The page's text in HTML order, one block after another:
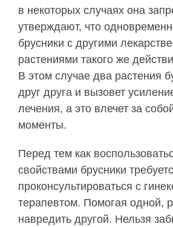
в некоторых случаях она
утверждают, что
брусники с другими
растениями такого же
В этом случае два растения
друг друга и вызовет
лечения, а это влечет за
моменты.
Перед тем как
свойствами брусники
проконсультироваться с
терапевтом. Помогая одной,
навредить другой. Нельзя